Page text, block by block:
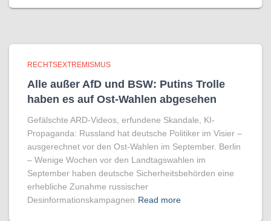
RECHTSEXTREMISMUS
Alle außer AfD und BSW: Putins Trolle
haben es auf Ost-Wahlen abgesehen
Gefälschte ARD-Videos, erfundene Skandale, KI-
Propaganda: Russland hat deutsche Politiker im Visier –
ausgerechnet vor den Ost-Wahlen im September. Berlin
– Wenige Wochen vor den Landtagswahlen im
September haben deutsche Sicherheitsbehörden eine
erhebliche Zunahme russischer
Desinformationskampagnen Read more